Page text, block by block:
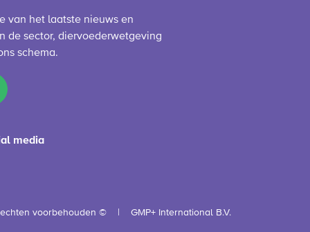
van het laatste nieuws en
de sector, diervoederwetgeving
schema.
media
voorbehouden © GMP+ International B.V.